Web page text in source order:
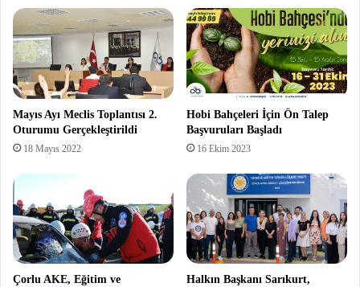
Mayıs Ayı Meclis Toplantısı 2.
Oturumu Gerçekleştirildi
18 Mayıs 2022
Hobi Bahçeleri İçin Ön Talep
Başvuruları Başladı
16 Ekim 2023
Çorlu AKE, Eğitim ve
Halkın Başkanı Sarıkurt,